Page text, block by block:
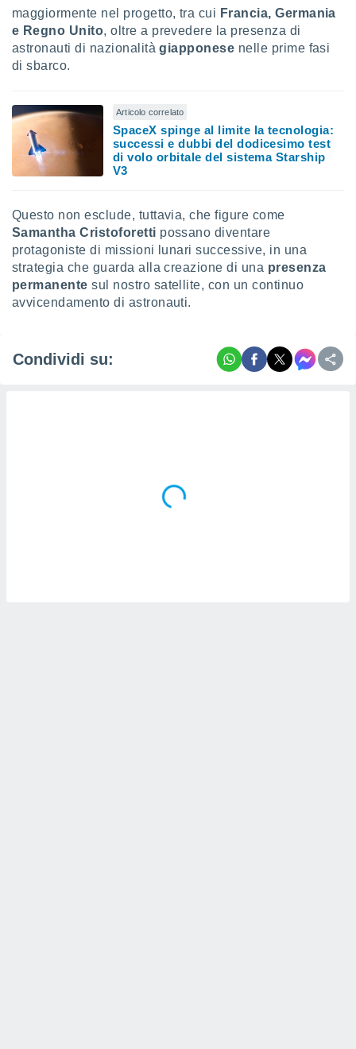
maggiormente nel progetto, tra cui Francia, Germania
e Regno Unito, oltre a prevedere la presenza di
astronauti di nazionalitàgiapponese nelle prime fasi
di sbarco.
Articolo correlato
SpaceX spinge al limite la tecnologia:
successi e dubbi del dodicesimo test
di volo orbitale del sistema Starship
V3
Questo non esclude, tuttavia, che figure come
Samantha Cristoforetti possano diventare
protagoniste di missioni lunari successive, in una
strategia che guarda alla creazione di una presenza
permanente sul nostro satellite, con un continuo
avvicendamento di astronauti.
Condividi su: